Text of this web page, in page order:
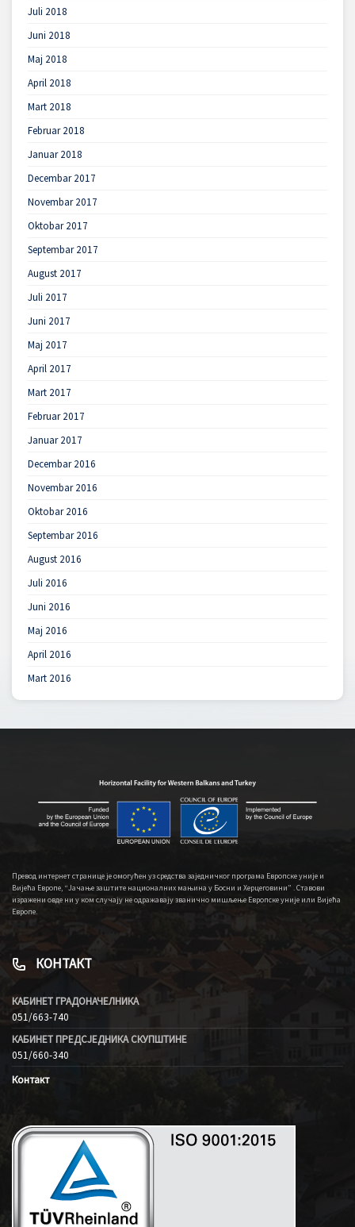
Juli 2018
Juni 2018
Maj 2018
April 2018
Mart 2018
Februar 2018
Januar 2018
Decembar 2017
Novembar 2017
Oktobar 2017
Septembar 2017
August 2017
Juli 2017
Juni 2017
Maj 2017
April 2017
Mart 2017
Februar 2017
Januar 2017
Decembar 2016
Novembar 2016
Oktobar 2016
Septembar 2016
August 2016
Juli 2016
Juni 2016
Maj 2016
April 2016
Mart 2016
Превод интернет странице је омогућен уз средства заједничког програма Европске уније и
Вијећа Европе, “Јачање заштите националних мањина у Босни и Херцеговини” . Ставови
изражени овде ни у ком случају не одражавају званично мишљење Европске уније или Вијећа
Европе.
КОНТАКТ
КАБИНЕТ ГРАДОНАЧЕЛНИКА
051/663-740
КАБИНЕТ ПРЕДСЈЕДНИКА СКУПШТИНЕ
051/660-340
Контакт